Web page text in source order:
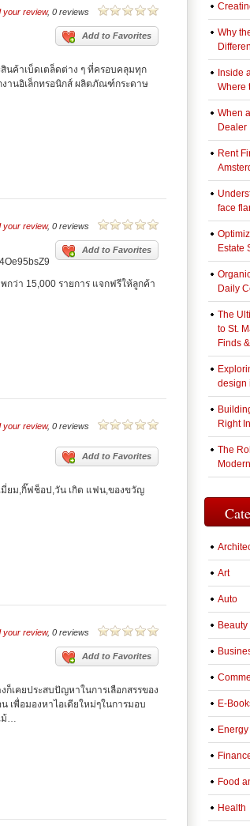
your review, 0 reviews
Add to Favorites
นค้าเบ็ดเตล็ดต่าง ๆ ที่ครอบคลุมทุก
งานอิเล็กทรอนิกส์ ผลิตภัณฑ์กระดาษ
your review, 0 reviews
Add to Favorites
กว่า 15,000 รายการ แจกฟรีให้ลูกค้า
your review, 0 reviews
Add to Favorites
ยม,กิ๊ฟช็อป,วัน เกิด แฟน,ของขวัญ
your review, 0 reviews
Add to Favorites
ก็เคยประสบปัญหาในการเลือกสรรของ
เพื่อมองหาไอเดียใหม่ๆในการมอบ
ม้…
Why
Inside
Where
When
Dealer
Rent
face
Estate
Daily
The
to St.
Finds
design
Right
The
Art
Auto
E-
Energy
Food
Health